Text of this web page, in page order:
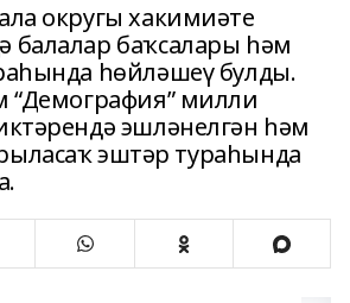
округы хакимиәте
балалар баҡсалары һәм
һөйләшеү булды.
“Демография” милли
эшләнелгән һәм
эштәр тураһында